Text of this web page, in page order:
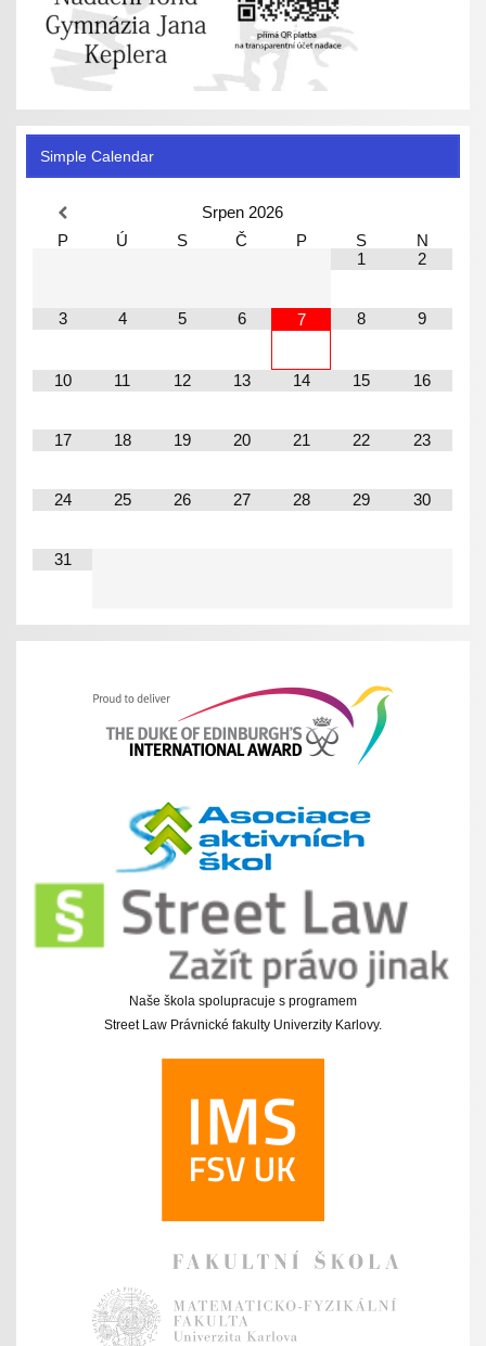
Simple Calendar
Srpen 2026
P
Ú S Č P S
N
1
2
3 4 5 6 7 8 9
10 11 12 13 14 15 16
17 18 19 20 21 22 23
24 25 26 27 28 29 30
31
Naše škola spolupracuje s programem
Street Law Právnické fakulty Univerzity Karlovy.